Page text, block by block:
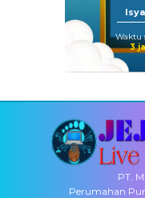
Isya
Waktu
3
PT.
Perumahan